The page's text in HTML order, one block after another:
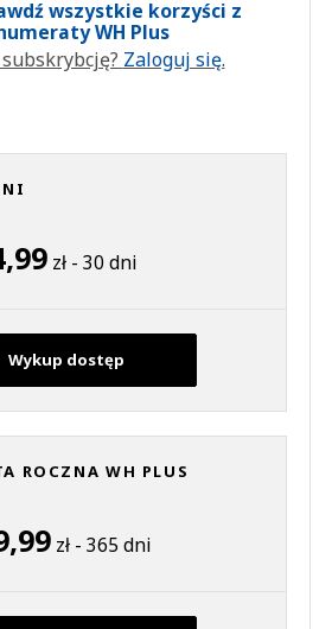
wszystkie korzyści z
WH Plus
Zaloguj się.
zł - 30 dni
Wykup dostęp
ROCZNA WH PLUS
zł - 365 dni